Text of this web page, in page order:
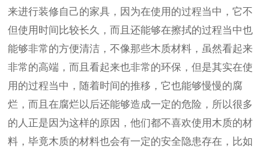
来进行装修自己的家具，因为在使用的过程当中，它不
但使用时间比较长久，而且还能够在擦拭的过程当中也
能够非常的方便清洁，不像那些木质材料，虽然看起来
非常的高端，而且看起来也非常的环保，但是其实在使
用的过程当中，随着时间的推移，它也能够慢慢的腐
烂，而且在腐烂以后还能够造成一定的危险，所以很多
的人正是因为这样的原因，他们都不喜欢使用木质的材
料，毕竟木质的材料也会有一定的安全隐患存在，比如